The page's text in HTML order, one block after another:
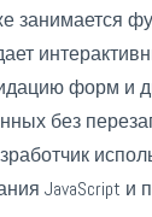
занимается
форм и
без
JavaScript